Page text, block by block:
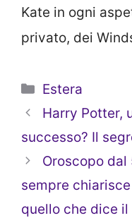
Kate in ogni
privato, dei
Categorie
Estera
Harry Potter,
successo? Il
Oroscopo dal
sempre
quello che dice il